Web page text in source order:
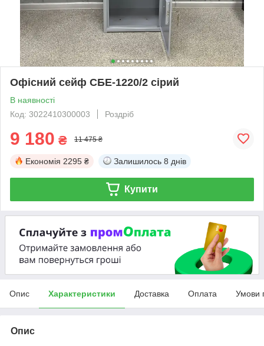
Офісний сейф СБЕ-1220/2 сірий
В наявності
Код: 3022410300003
Роздріб
9 180 ₴ 11 475 ₴
Економія 2295 ₴ Залишилось 8 днів
Купити
Опис Характеристики Доставка Оплата Умови
Опис